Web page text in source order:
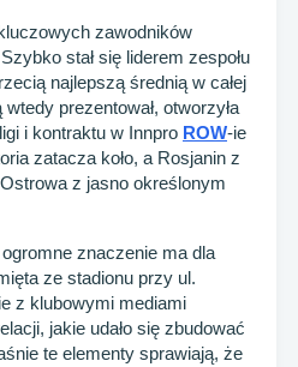
zawodników
stał się liderem zespołu
najlepszą średnią w całej
prezentował, otworzyła
i kontraktu w Innpro ROW-ie
zatacza koło, a Rosjanin z
z jasno określonym
znaczenie ma dla
ze stadionu przy ul.
z klubowymi mediami
jakie udało się zbudować
te elementy sprawiają, że